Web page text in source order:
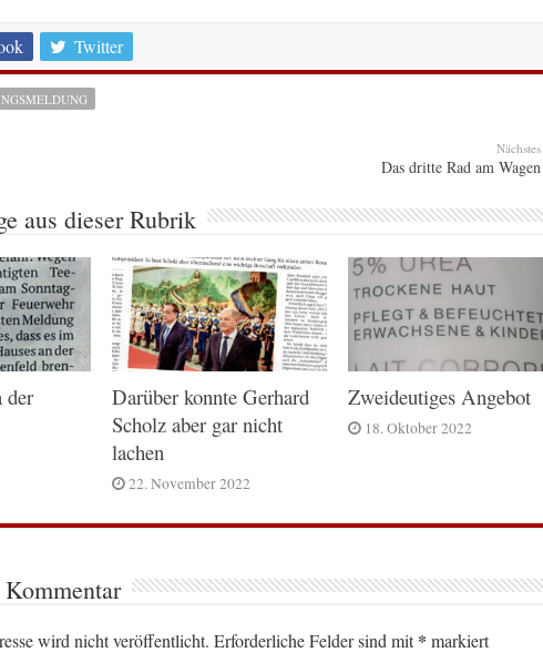
Twitter
Nächstes
Das dritte Rad am Wagen
aus dieser Rubrik
der
Darüber konnte Gerhard
Scholz aber gar nicht
lachen
22. November 2022
Zweideutiges Angebot
18. Oktober 2022
wird nicht veröffentlicht. Erforderliche Felder sind mit* markiert